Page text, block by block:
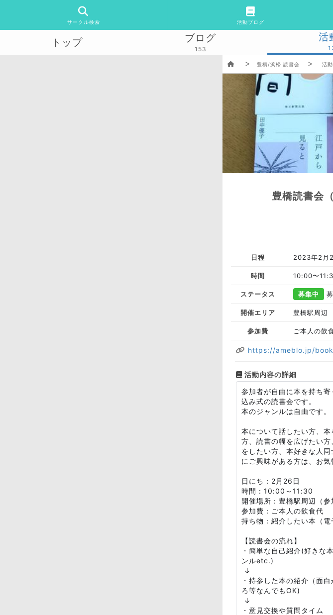
サークル検索 活動ブログ
トップ ブログ
153
活
豊橋/浜松 読書会 活
豊橋読書会
日程 2023年2月
時間 10:00〜
ステータス 募集中
開催エリア 豊橋駅周辺
参加費 ご本人の飲
https://ameblo.jp/
活動内容の詳細
参加者が自由に本を持ち
込み式の読書会です。
本のジャンルは自由です。
本について話したい方、
方、読書の幅を広げたい
をしたい方、本好きな人
にご興味がある方は、お
日にち：2月26日
時間：10:00～11:30
開催場所：豊橋駅周辺（
参加費：ご本人の飲食代
持ち物：紹介したい本（電
【読書会の流れ】
・簡単な自己紹介(好きな
ンルetc.)
↓
・持参した本の紹介（面
ろ等なんでもOK)
↓
・意見交換や質問タイム